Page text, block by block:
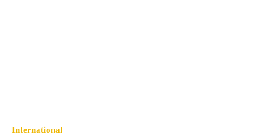
International